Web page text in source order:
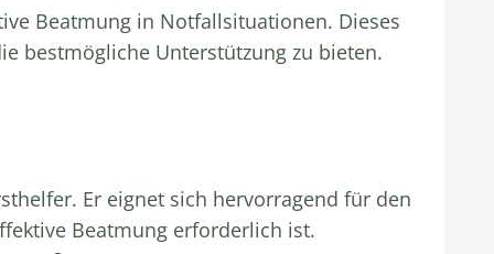
Beatmung in Notfallsituationen. Dieses
bestmögliche Unterstützung zu bieten.
Er eignet sich hervorragend für den
Beatmung erforderlich ist.